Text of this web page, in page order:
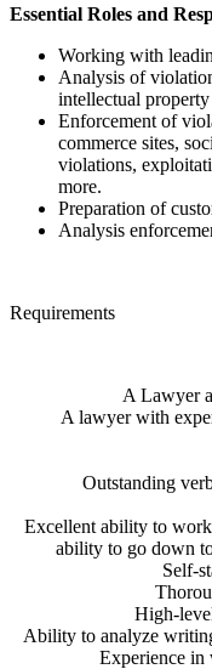
Essential Roles and
Working with
Analysis of
intellectual property
Enforcement of
commerce sites,
violations,
more.
Preparation of
Analysis
Requirements
A Lawyer
A lawyer with
Outstanding
Excellent ability to
ability to go down
Self-
High-
Ability to analyze
Experience in